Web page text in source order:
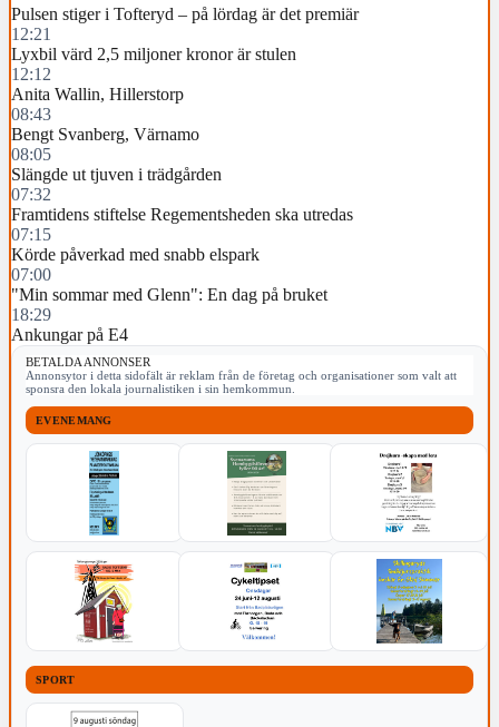
Pulsen stiger i Tofteryd – på lördag är det premiär
12:21
Lyxbil värd 2,5 miljoner kronor är stulen
12:12
Anita Wallin, Hillerstorp
08:43
Bengt Svanberg, Värnamo
08:05
Slängde ut tjuven i trädgården
07:32
Framtidens stiftelse Regementsheden ska utredas
07:15
Körde påverkad med snabb elspark
07:00
"Min sommar med Glenn": En dag på bruket
18:29
Ankungar på E4
BETALDA ANNONSER
Annonsytor i detta sidofält är reklam från de företag och organisationer som valt att
sponsra den lokala journalistiken i sin hemkommun.
EVENEMANG
SPORT